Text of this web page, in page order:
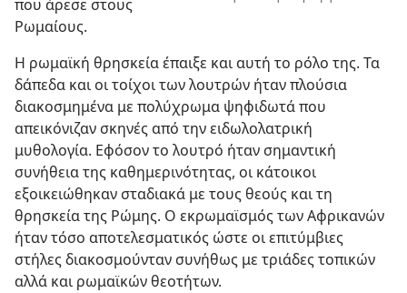
που άρεσε στους
Ρωμαίους.
Η ρωμαϊκή θρησκεία έπαιξε και αυτή το ρόλο της. Τα
δάπεδα και οι τοίχοι των λουτρών ήταν πλούσια
διακοσμημένα με πολύχρωμα ψηφιδωτά που
απεικόνιζαν σκηνές από την ειδωλολατρική
μυθολογία. Εφόσον το λουτρό ήταν σημαντική
συνήθεια της καθημερινότητας, οι κάτοικοι
εξοικειώθηκαν σταδιακά με τους θεούς και τη
θρησκεία της Ρώμης. Ο εκρωμαϊσμός των Αφρικανών
ήταν τόσο αποτελεσματικός ώστε οι επιτύμβιες
στήλες διακοσμούνταν συνήθως με τριάδες τοπικών
αλλά και ρωμαϊκών θεοτήτων.